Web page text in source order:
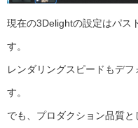
現在の3Delightの設定はパス
す。
レンダリングスピードもデ
す。
でも、プロダクション品質